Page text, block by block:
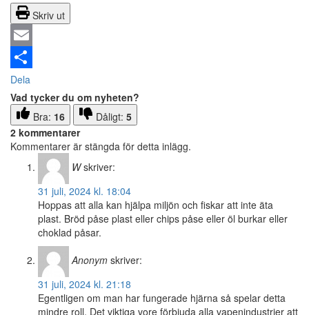
Skriv ut
Email
Dela
Vad tycker du om nyheten?
Bra: 16 Dåligt: 5
2 kommentarer
Kommentarer är stängda för detta inlägg.
W skriver:
31 juli, 2024 kl. 18:04
Hoppas att alla kan hjälpa miljön och fiskar att inte äta
plast. Bröd påse plast eller chips påse eller öl burkar eller
choklad påsar.
Anonym skriver:
31 juli, 2024 kl. 21:18
Egentligen om man har fungerade hjärna så spelar detta
mindre roll. Det viktiga vore förbjuda alla vapenindustrier att